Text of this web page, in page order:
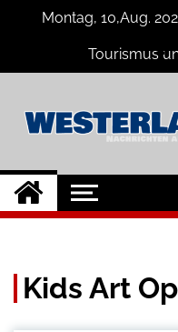
Montag, 10,Aug.
Tourismus
Neuigkeiten
Insel Sylt und
Kids Art